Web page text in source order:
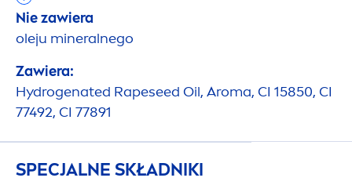
Nie zawiera
oleju mineralnego
Zawiera:
Hydrogenated Rapeseed Oil, Aroma, CI 15850, CI
77492, CI 77891
SPECJALNE SKŁADNIKI